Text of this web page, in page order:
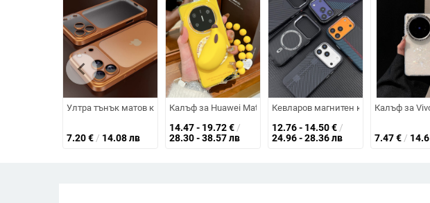
Ултра тънък матов калъф за iPhone 16–17 серия, разсейване на топлината, пълно
7.20€ / 14.08 лв
Калъф за Huawei Mate X6 с магнитно закрепване и
14.47 - 19.72€ /
28.30 - 38.57 лв
Кевларов магнитен калъф за iPhone
12.76 - 14.50€ /
24.96 - 28.36 лв
Калъф за
7.47€ /
chevron_left